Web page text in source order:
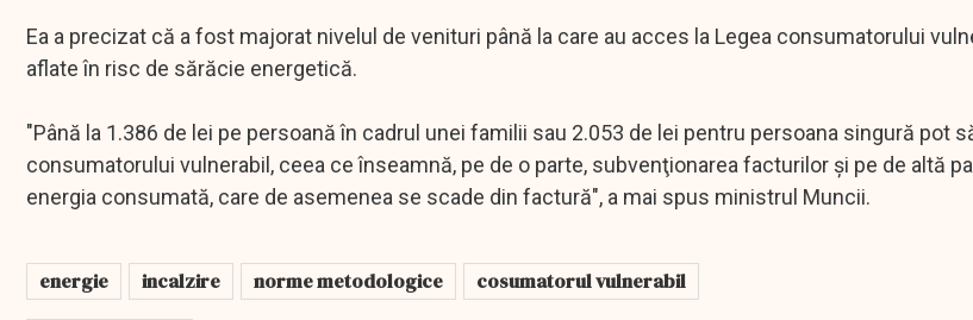
Ea a precizat că a fost majorat nivelul de venituri până la care au acces la Legea consumatorului
aflate în risc de sărăcie energetică.
"Până la 1.386 de lei pe persoană în cadrul unei familii sau 2.053 de lei pentru persoana singură pot
consumatorului vulnerabil, ceea ce înseamnă, pe de o parte, subvenţionarea facturilor şi pe de altă
energia consumată, care de asemenea se scade din factură", a mai spus ministrul Muncii.
energie incalzire norme metodologice cosumatorul vulnerabil